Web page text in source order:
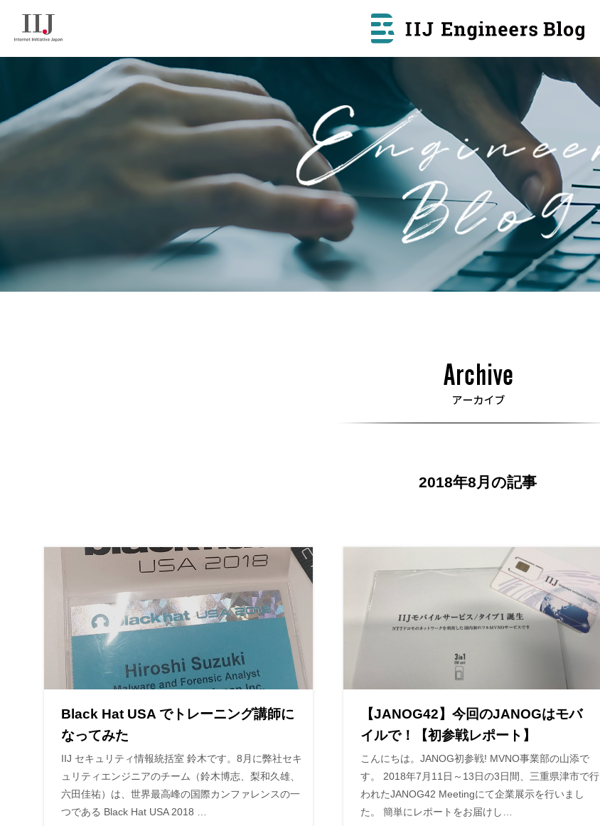
2018年8月の記事
Black Hat USA でトレーニング講師に
なってみた
IIJ セキュリティ情報統括室 鈴木です。8月に弊社セキ
ュリティエンジニアのチーム（鈴木博志、梨和久雄、
六田佳祐）は、世界最高峰の国際カンファレンスの一
つである Black Hat USA 2018 …
【JANOG42】今回のJANOGはモバ
イルで！【初参戦レポート】
こんにちは。JANOG初参戦! MVNO事業部の山添で
す。 2018年7月11日～13日の3日間、三重県津市で行
われたJANOG42 Meetingにて企業展示を行いまし
た。 簡単にレポートをお届けし…